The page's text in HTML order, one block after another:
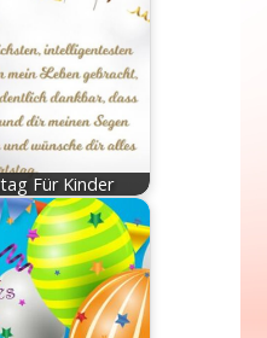
Für Kinder